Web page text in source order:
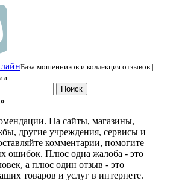
База мошенников и коллекция отзывов |
На сайты, магазины,
другие учреждения, сервисы и
комментарии, помогите
ошибок. Плюс одна жалоба - это
а плюс один отзыв - это
товаров и услуг в интернете.